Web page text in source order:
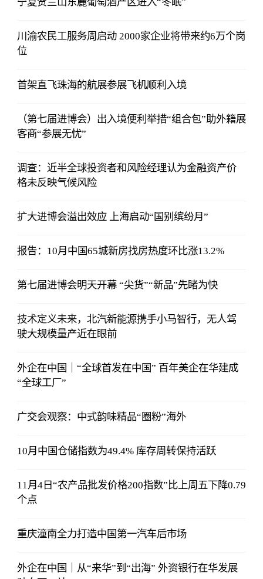
川渝农民工服务周启动 2000家企业将带来约6万个岗
位
首架直飞珠海的航展参展飞机顺利入境
（第七届进博会）出入境便利举措“组合包”助外籍展
客商“参展无忧”
调查：近半全球投资者和风险经理认为金融资产价
格未反映气候风险
扩大进博会溢出效应 上海启动“国别缤纷月”
报告：10月中国65城新房找房热度环比涨13.2%
第七届进博会明天开幕 “尖货”“新品”先睹为快
技术定义未来，北汽新能源携手小马智行，无人驾
驶大规模量产近在眼前
外企在中国｜“全球首发在中国” 百年美企在华建成
“全球工厂”
广交会观察：中式韵味精品“圈粉”海外
10月中国仓储指数为49.4% 库存周转保持活跃
11月4日“农产品批发价格200指数”比上周五下降0.79
个点
重庆潼南全力打造中国第一汽车后市场
外企在中国｜从“来华”到“出海” 外资银行在华发展